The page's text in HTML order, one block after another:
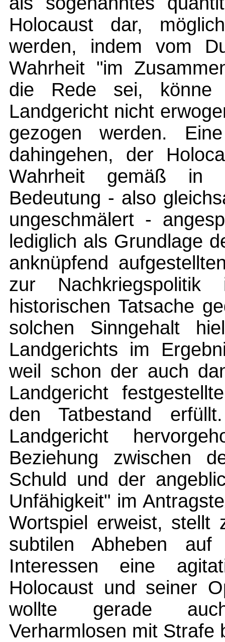
Holocaust dar,
werden, indem vom
Wahrheit "im
die Rede sei, könne
Landgericht nicht
gezogen werden.
dahingehen, der
Wahrheit gemäß in
Bedeutung - also
ungeschmälert -
lediglich als Grundlage
anknüpfend
zur
historischen Tatsache
solchen Sinngehalt
Landgerichts im
weil schon der auch
Landgericht
den Tatbestand
Landgericht
Beziehung zwischen
Schuld und der
Unfähigkeit" im
Wortspiel erweist, stellt
subtilen Abheben
Interessen eine
Holocaust und seiner
wollte gerade
Verharmlosen mit Strafe